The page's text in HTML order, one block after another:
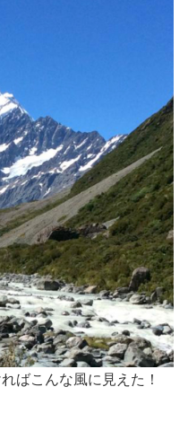
ばこんな風に見えた！